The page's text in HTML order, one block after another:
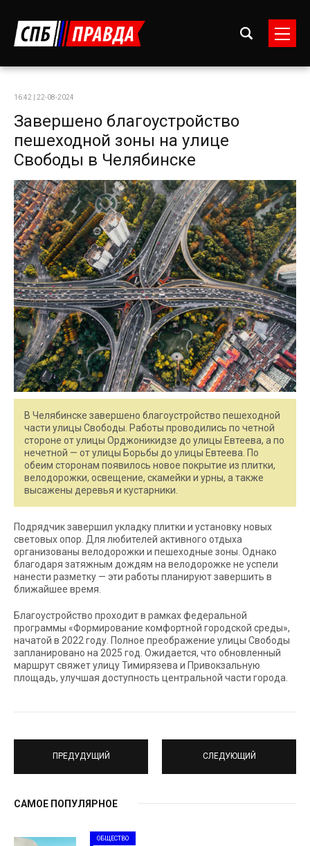
16:42 | 22-08-2024
Завершено благоустройство
пешеходной зоны на улице
Свободы в Челябинске
В Челябинске завершено благоустройство пешеходной
части улицы Свободы. Работы проводились по четной
стороне от улицы Орджоникидзе до улицы Евтеева, а по
нечетной — от улицы Борьбы до улицы Евтеева. По
обеим сторонам появилось новое покрытие из плитки,
велодорожки, освещение, скамейки и урны, а также
высажены деревья и кустарники.
Подрядчик завершил укладку плитки и установку новых
световых опор. Для любителей активного отдыха
организованы велодорожки и пешеходные зоны. Однако
благодаря затяжным дождям на велодорожке не успели
нанести разметку — эти работы планируют завершить в
ближайшее время.
Благоустройство проходит в рамках федеральной
программы «Формирование комфортной городской среды»,
начатой в 2022 году. Полное преображение улицы Свободы
запланировано на 2025 год. Ожидается, что обновленный
маршрут свяжет улицу Тимирязева и Привокзальную
площадь, улучшая доступность центральной части города.
ПРЕДУДУЩИЙ СЛЕДУЮЩИЙ
САМОЕ ПОПУЛЯРНОЕ
ОБЩЕСТВО